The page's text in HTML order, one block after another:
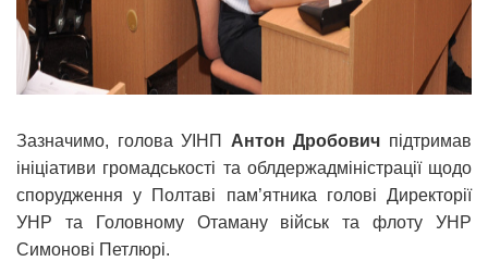
Зазначимо, голова УІНП Антон Дробович підтримав
ініціативи громадськості та облдержадміністрації щодо
спорудження у Полтаві пам’ятника голові Директорії
УНР та Головному Отаману військ та флоту УНР
Симонові Петлюрі.